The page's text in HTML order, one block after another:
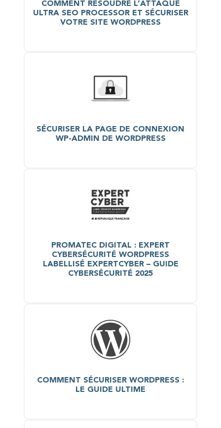
COMMENT RÉSOUDRE L’ATTAQUE
ULTRA SEO PROCESSOR ET SÉCURISER
VOTRE SITE WORDPRESS
SÉCURISER LA PAGE DE CONNEXION
WP-ADMIN DE WORDPRESS
PROMATEC DIGITAL : EXPERT
CYBERSÉCURITÉ WORDPRESS
LABELLISÉ EXPERTCYBER – GUIDE
CYBERSÉCURITÉ 2025
COMMENT SÉCURISER WORDPRESS :
LE GUIDE ULTIME